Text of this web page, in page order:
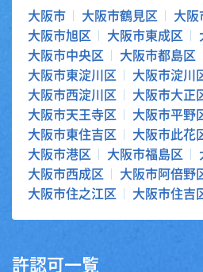
大阪市 大阪市鶴見区
大阪
大阪市旭区
大阪市東成区
大阪市中央区
大阪市都島区
大阪市東淀川区
大阪市淀川
大阪市西淀川区
大阪市大正
大阪市天王寺区
大阪市平野
大阪市東住吉区
大阪市此花
大阪市港区
大阪市福島区
大阪市西成区
大阪市阿倍野
大阪市住之江区
大阪市住吉
許認可一覧